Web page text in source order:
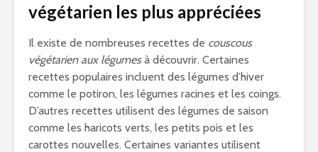
végétarien les plus appréciées
Il existe de nombreuses recettes de couscous
végétarien aux légumesà découvrir. Certaines
recettes populaires incluent des légumes d’hiver
comme le potiron, les légumes racines et les coings.
D’autres recettes utilisent des légumes de saison
comme les haricots verts, les petits pois et les
carottes nouvelles. Certaines variantes utilisent